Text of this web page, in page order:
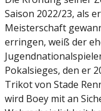
Saison 2022/23, als
Meisterschaft
erringen, weiß der
Pokalsieges, den er
Trikot von Stade
wird Boey mit an